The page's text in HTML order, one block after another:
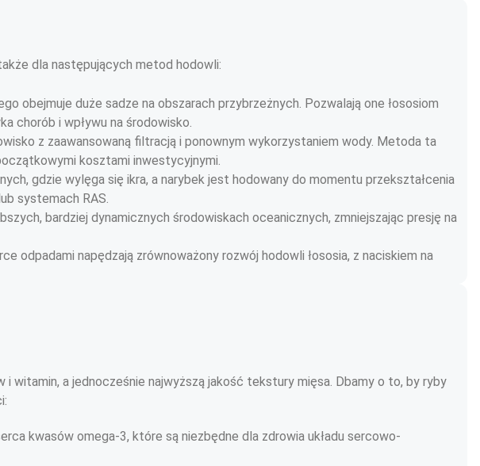
dla następujących metod hodowli:
obejmuje duże sadze na obszarach przybrzeżnych. Pozwalają one łososiom
chorób i wpływu na środowisko.
z zaawansowaną filtracją i ponownym wykorzystaniem wody. Metoda ta
kosztami inwestycyjnymi.
gdzie wylęga się ikra, a narybek jest hodowany do momentu przekształcenia
systemach RAS.
bardziej dynamicznych środowiskach oceanicznych, zmniejszając presję na
odpadami napędzają zrównoważony rozwój hodowli łososia, z naciskiem na
witamin, a jednocześnie najwyższą jakość tekstury mięsa. Dbamy o to, by ryby
kwasów omega-3, które są niezbędne dla zdrowia układu sercowo-